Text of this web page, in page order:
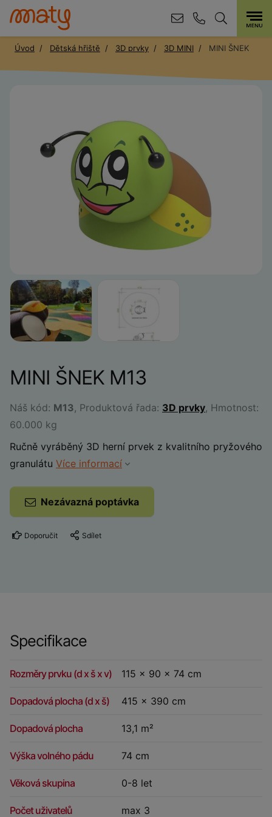
Úvod Dětská hřiště 3D prvky 3D MINI MINI ŠNEK
MINI ŠNEK M13
Náš kód: M13, Produktová řada: 3D prvky, Hmotnost:
60.000 kg
Ručně vyráběný 3D herní prvek z kvalitního pryžového
granulátu Více informací
Nezávazná poptávka
Doporučit Sdílet
Specifikace
Rozměry prvku (d x š x v) 115 x 90 x 74 cm
Dopadová plocha (d x š) 415 x 390 cm
Dopadová plocha 13,1 m²
Výška volného pádu 74 cm
Věková skupina 0-8 let
Počet uživatelů max 3